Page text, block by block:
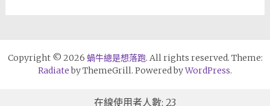
Copyright © 2026 蝸牛總是想落跑. All rights reserved. Theme:
Radiateby ThemeGrill. Powered byWordPress.
在線使用者人數: 23